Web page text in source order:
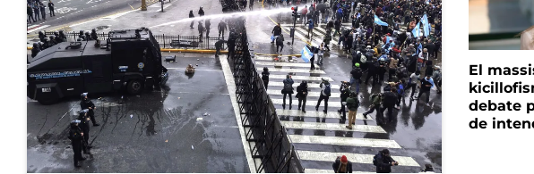
El
debate
de